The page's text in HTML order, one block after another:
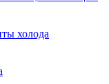
холода